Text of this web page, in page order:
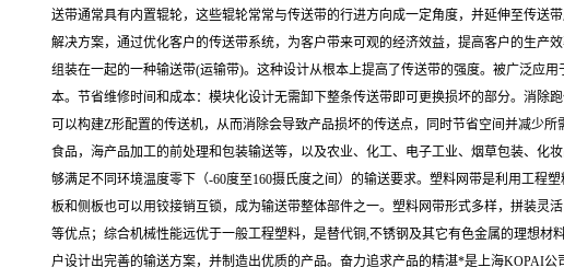
送带通常具有内置辊轮，这些辊轮常常与传送带的行进方向成一定角度，并延伸至传送
解决方案，通过优化客户的传送带系统，为客户带来可观的经济效益，提高客户的生
组装在一起的一种输送带(运输带)。这种设计从根本上提高了传送带的强度。被广泛应
本。节省维修时间和成本：模块化设计无需卸下整条传送带即可更换损坏的部分。消除
可以构建Z形配置的传送机，从而消除会导致产品损坏的传送点，同时节省空间并减少
食品，海产品加工的前处理和包装输送等，以及农业、化工、电子工业、烟草包装、
够满足不同环境温度零下（-60度至160摄氏度之间）的输送要求。塑料网带是利用工程
板和侧板也可以用铰接销互锁，成为输送带整体部件之一。塑料网带形式多样，拼装灵
等优点；综合机械性能远优于一般工程塑料，是替代铜,不锈钢及其它有色金属的理想
户设计出完善的输送方案，并制造出优质的产品。奋力追求产品的精湛*是上海KOPAI